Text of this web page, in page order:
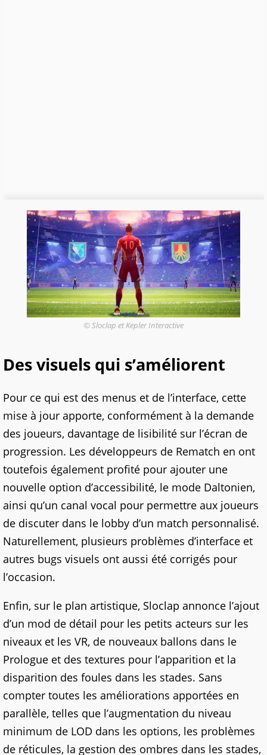
© Sloclap et Kepler Interactive
Des visuels qui s’améliorent
Pour ce qui est des menus et de l’interface, cette
mise à jour apporte, conformément à la demande
des joueurs, davantage de lisibilité sur l’écran de
progression. Les développeurs de Rematch en ont
toutefois également profité pour ajouter une
nouvelle option d’accessibilité, le mode Daltonien,
ainsi qu’un canal vocal pour permettre aux joueurs
de discuter dans le lobby d’un match personnalisé.
Naturellement, plusieurs problèmes d’interface et
autres bugs visuels ont aussi été corrigés pour
l’occasion.
Enfin, sur le plan artistique, Sloclap annonce l’ajout
d’un mod de détail pour les petits acteurs sur les
niveaux et les VR, de nouveaux ballons dans le
Prologue et des textures pour l’apparition et la
disparition des foules dans les stades. Sans
compter toutes les améliorations apportées en
parallèle, telles que l’augmentation du niveau
minimum de LOD dans les options, les problèmes
de réticules, la gestion des ombres dans les stades,